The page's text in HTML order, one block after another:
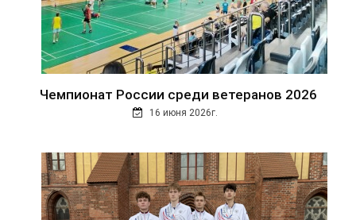
Чемпионат России среди ветеранов 2026
16 июня 2026г.